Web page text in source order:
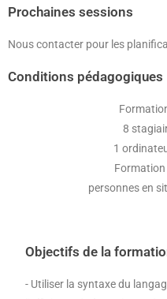
Prochaines sessions
Nous contacter pour les
Conditions pédagogiques
8
1
personnes en
Objectifs de la
- Utiliser la syntaxe du